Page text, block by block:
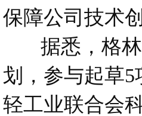
保障公司技术
据悉，格林
划，参与起草
轻工业联合会